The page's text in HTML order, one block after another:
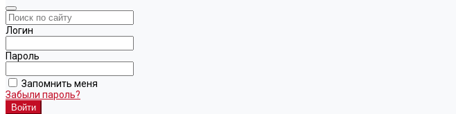
Логин
Пароль
Запомнить меня
Забыли пароль?